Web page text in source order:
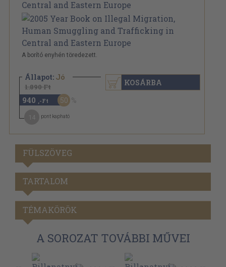
A borító enyhén töredezett.
Állapot: Jó
1.890 Ft
940 ,-Ft 50
pont kapható
KOSÁRBA
FÜLSZÖVEG
TARTALOM
TÉMAKÖRÖK
A SOROZAT TOVÁBBI MŰVEI